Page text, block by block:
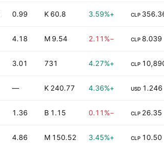
CLP
+3.59%
60.8 K
0.99
8.039
CLP
−2.11%
9.54 M
4.18
CLP
+4.27%
731
3.01
1.246
USD
+4.36%
240.77 K
—
26.35
CLP
−0.11%
1.15 B
1.36
10.50
CLP
+3.45%
150.52 M
4.86